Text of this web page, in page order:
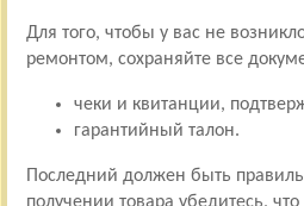
Для того, чтобы у вас не
ремонтом, сохраняйте все
чеки и квитанции,
гарантийный талон.
Последний должен быть
получении товара убедитесь,